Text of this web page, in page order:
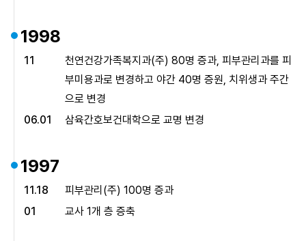
1998
11
천연건강가족복지과(주) 80명 증과, 피부관리과를 피
부미용과로 변경하고 야간 40명 증원, 치위생과 주간
으로 변경
06.01
삼육간호보건대학으로 교명 변경
1997
11.18
피부관리(주) 100명 증과
01
교사 1개 층 증축